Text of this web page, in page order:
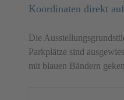
Koordinaten direkt
Die
Parkplätze sind
mit blauen Bändern